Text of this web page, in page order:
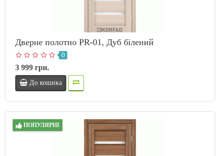
Дверне полотно PR-01, Дуб білений
0
3 999 грн.
До кошика
ПОПУЛЯРНІ